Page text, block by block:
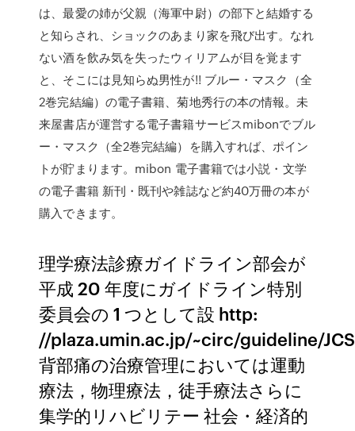
は、最愛の姉が父親（海軍中尉）の部下と結婚する
と知らされ、ショックのあまり家を飛び出す。なれ
ない酒を飲み気を失ったウィリアムが目を覚ます
と、そこには見知らぬ男性が!! ブルー・マスク（全
2巻完結編）の電子書籍、菊地秀行の本の情報。未
来屋書店が運営する電子書籍サービスmibonでブル
ー・マスク（全2巻完結編）を購入すれば、ポイン
トが貯まります。mibon 電子書籍では小説・文学
の電子書籍 新刊・既刊や雑誌など約40万冊の本が
購入できます。
理学療法診療ガイドライン部会が
平成 20 年度にガイドライン特別
委員会の 1 つとして設 http:
//plaza.umin.ac.jp/~circ/guideline/
背部痛の治療管理においては運動
療法，物理療法，徒手療法さらに
集学的リハビリテー 社会・経済的